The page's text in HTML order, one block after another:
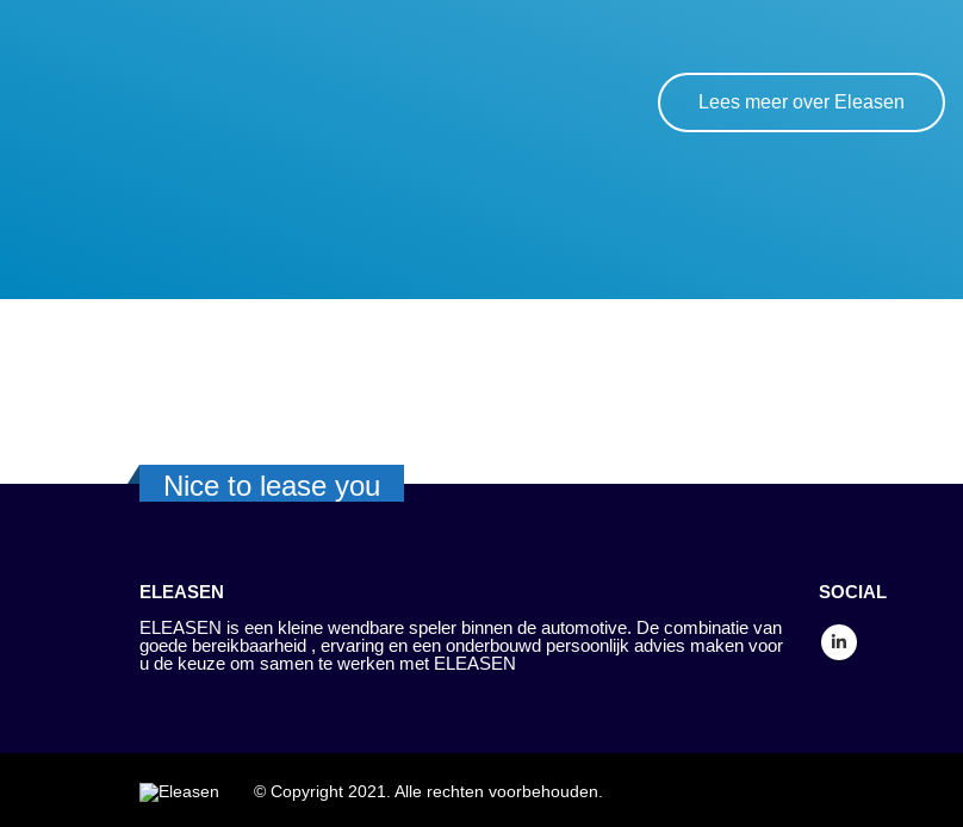
Lees meer over Eleasen
Nice to lease you
ELEASEN
ELEASEN is een kleine wendbare speler binnen de automotive. De combinatie van
goede bereikbaarheid , ervaring en een onderbouwd persoonlijk advies maken voor
u de keuze om samen te werken met ELEASEN
SOCIAL
© Copyright 2021. Alle rechten voorbehouden.